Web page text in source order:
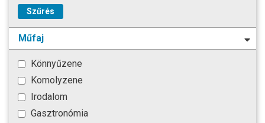
Szűrés
Műfaj
Könnyűzene
Komolyzene
Irodalom
Gasztronómia